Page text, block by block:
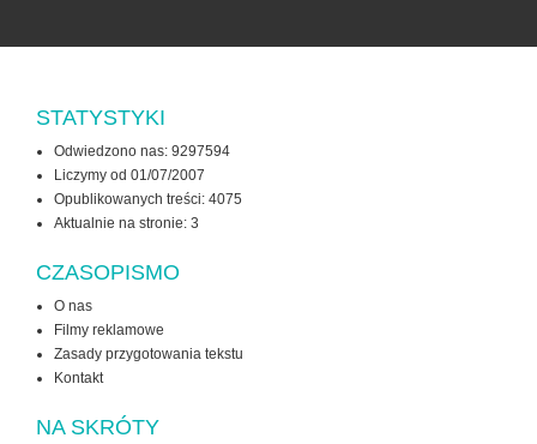
STATYSTYKI
Odwiedzono nas: 9297594
Liczymy od 01/07/2007
Opublikowanych treści: 4075
Aktualnie na stronie: 3
CZASOPISMO
O nas
Filmy reklamowe
Zasady przygotowania tekstu
Kontakt
NA SKRÓTY